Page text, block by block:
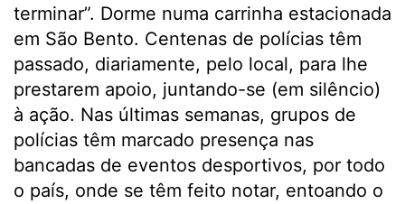
terminar”. Dorme numa carrinha estacionada
em São Bento. Centenas de polícias têm
passado, diariamente, pelo local, para lhe
prestarem apoio, juntando-se (em silêncio)
à ação. Nas últimas semanas, grupos de
polícias têm marcado presença nas
bancadas de eventos desportivos, por todo
o país, onde se têm feito notar, entoando o